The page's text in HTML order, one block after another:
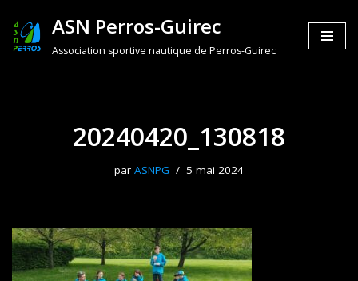
Aller
ASN Perros-Guirec
Association sportive nautique de Perros-Guirec
20240420_130818
par ASNPG 5 mai 2024